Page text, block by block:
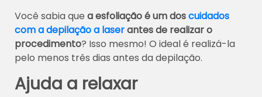
Você sabia que a esfoliação é um doscuidados
com a depilação a laserantes de realizar o
procedimento? Isso mesmo! O ideal é realizá-la
pelo menos três dias antes da depilação.
Ajuda a relaxar